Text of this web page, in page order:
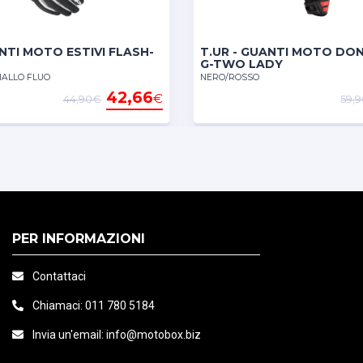
Questo guanto
cuciture e i punti di
Il tessuto
Tip, sarete in grado di
MOTO ESTIVI FLASH-
FLUO
42,66€
44,90€
T.UR - GUANTI MOTO
G-TWO LADY
NERO/ROSSO
PER INFORMAZIONI
Contattaci
Chiamaci: 011 780 5184
Invia un'email: info@motobox.biz